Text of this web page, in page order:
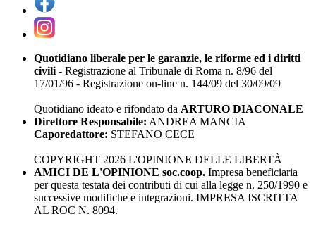
Quotidiano liberale per le garanzie, le riforme ed i diritti
civili - Registrazione al Tribunale di Roma n. 8/96 del
17/01/96 - Registrazione on-line n. 144/09 del 30/09/09
Quotidiano ideato e rifondato da ARTURO DIACONALE
Direttore Responsabile: ANDREA MANCIA
Caporedattore: STEFANO CECE
COPYRIGHT 2026 L'OPINIONE DELLE LIBERTÀ
AMICI DE L'OPINIONE soc.coop. Impresa beneficiaria
per questa testata dei contributi di cui alla legge n. 250/1990 e
successive modifiche e integrazioni. IMPRESA ISCRITTA
AL ROC N. 8094.